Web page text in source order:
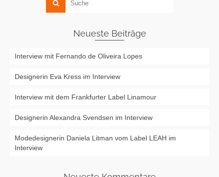
Neueste Beiträge
Interview mit Fernando de Oliveira Lopes
Designerin Eva Kress im Interview
Interview mit dem Frankfurter Label Linamour
Designerin Alexandra Svendsen im Interview
Modedesignerin Daniela Litman vom Label LEAH im
Interview